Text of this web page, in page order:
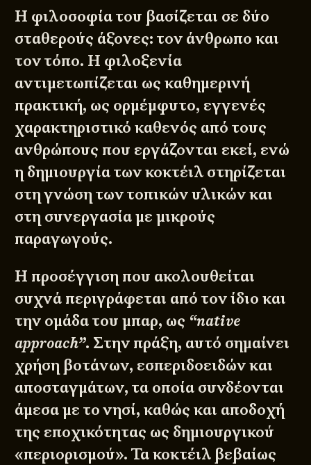
Η φιλοσοφία του βασίζεται σε δύο
σταθερούς άξονες: τον άνθρωπο και
τον τόπο. Η φιλοξενία
αντιμετωπίζεται ως καθημερινή
πρακτική, ως ορμέμφυτο, εγγενές
χαρακτηριστικό καθενός από τους
ανθρώπους που εργάζονται εκεί, ενώ
η δημιουργία των κοκτέιλ στηρίζεται
στη γνώση των τοπικών υλικών και
στη συνεργασία με μικρούς
παραγωγούς.
Η προσέγγιση που ακολουθείται
συχνά περιγράφεται από τον ίδιο και
την ομάδα του μπαρ, ως “native
approach”. Στην πράξη, αυτό σημαίνει
χρήση βοτάνων, εσπεριδοειδών και
αποσταγμάτων, τα οποία συνδέονται
άμεσα με το νησί, καθώς και αποδοχή
της εποχικότητας ως δημιουργικού
«περιορισμού». Τα κοκτέιλ βεβαίως